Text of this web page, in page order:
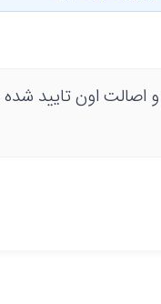
اصالت اون تایید